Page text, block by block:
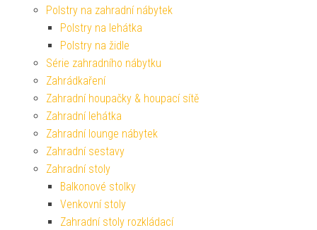
Polstry na zahradní nábytek
Polstry na lehátka
Polstry na židle
Série zahradního nábytku
Zahrádkaření
Zahradní houpačky & houpací sítě
Zahradní lehátka
Zahradní lounge nábytek
Zahradní sestavy
Zahradní stoly
Balkonové stolky
Venkovní stoly
Zahradní stoly rozkládací